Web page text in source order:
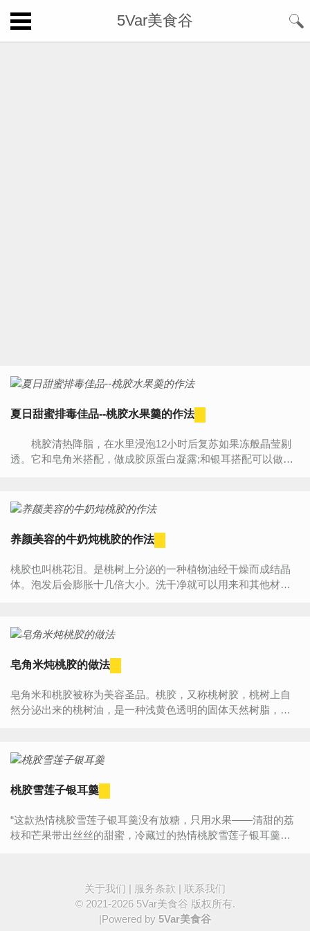
5Var美食谷
夏日甜蜜排毒佳品--桃胶水果羹的作法
桃胶清热降脂，在水里浸泡12小时后复苏如果冻般晶莹剔
透。它和皂角米搭配，做成胶原蛋白凝露;和银耳搭配可以做成
养颜美容的牛奶炖桃胶的作法
桃胶也叫桃花泪。是桃树上分泌的一种植物油经干燥而成结晶
体。泡发后会膨胀十几倍大小。洗干净就可以用来和其他材料
皂角米炖桃胶的做法
皂角米和桃胶被称为美容圣品。桃胶，又称桃树胶，桃树上自
然分泌出来的桃树油，是一种浅黄色透明的固体天然树脂，桃
桃胶雪莲子银耳羹
“这款热情桃胶雪莲子银耳羹没有放糖，只用水果——清甜的荔
枝和芒果带出丝丝的甜蜜，冷藏过的热情桃胶雪莲子银耳羹冰
关于我们 | 服务条款 | 联系我们
© 2021-2026 5Var美食谷 版权所有.
|Powered by 5Var美食谷